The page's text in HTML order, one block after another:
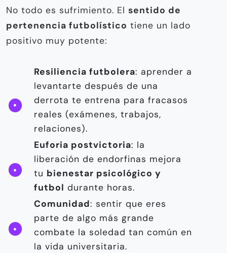
No todo es sufrimiento. El sentido de
pertenencia futbolístico tiene un lado
positivo muy potente:
Resiliencia futbolera: aprender a
levantarte después de una
derrota te entrena para fracasos
reales (exámenes, trabajos,
relaciones).
Euforia postvictoria: la
liberación de endorfinas mejora
tu bienestar psicológico y
futbol durante horas.
Comunidad: sentir que eres
parte de algo más grande
combate la soledad tan común en
la vida universitaria.